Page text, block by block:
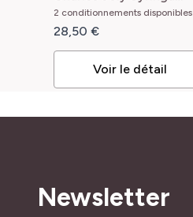
vulgaris Charles Joly
2 conditionnements disponibles
28,50 €
Voir le détail
Newsletter